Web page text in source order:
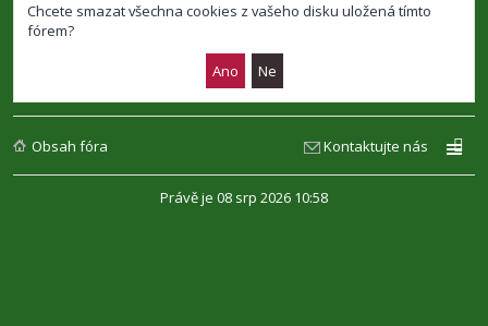
Chcete smazat všechna cookies z vašeho disku uložená tímto
fórem?
Obsah fóra Kontaktujte nás
Právě je 08 srp 2026 10:58